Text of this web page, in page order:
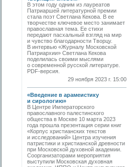
В этом году одним из лауреатов
Патриаршей литературной премии
стала поэт Светлана Кекова. В ее
творчестве ключевое место занимает
православная тема. Ее стихи
передают пасхальный взгляд на мир
и чувство благодарности Творцу.
В интервью «Журналу Московской
Патриархии» Светлана Кекова
поделилась своими мыслями
о современной русской литературе.
PDF-версия.
29 ноября 2023 г. 15:00
«Введение в арамеистику
и сирологию»
В Центре Императорского
православного палестинского
общества в Москве 10 марта 2023
года прошла презентация серии книг
«Корпус христианских текстов
и исследований» Центра изучения
патристики и христианской древности
при Московской духовной академии.
Соорганизаторами мероприятия
выступили Московская духовная